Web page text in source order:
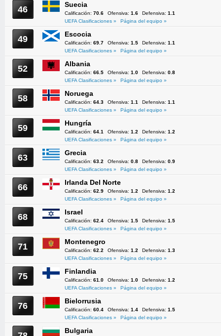
46 Suecia
Calificación: 70.6 Ofensiva: 1.6 Defensiva: 1.1
UEFA Clasificaciones »
Página del equipo »
49 Escocia
Calificación: 69.7 Ofensiva: 1.5 Defensiva: 1.1
UEFA Clasificaciones »
Página del equipo »
52 Albania
Calificación: 66.5 Ofensiva: 1.0 Defensiva: 0.8
UEFA Clasificaciones »
Página del equipo »
58 Noruega
Calificación: 64.3 Ofensiva: 1.1 Defensiva: 1.1
UEFA Clasificaciones »
Página del equipo »
59 Hungría
Calificación: 64.1 Ofensiva: 1.2 Defensiva: 1.2
UEFA Clasificaciones »
Página del equipo »
63 Grecia
Calificación: 63.2 Ofensiva: 0.8 Defensiva: 0.9
UEFA Clasificaciones »
Página del equipo »
66 Irlanda Del Norte
Calificación: 62.9 Ofensiva: 1.2 Defensiva: 1.2
UEFA Clasificaciones »
Página del equipo »
68 Israel
Calificación: 62.4 Ofensiva: 1.5 Defensiva: 1.5
UEFA Clasificaciones »
Página del equipo »
71 Montenegro
Calificación: 62.2 Ofensiva: 1.2 Defensiva: 1.3
UEFA Clasificaciones »
Página del equipo »
75 Finlandia
Calificación: 61.0 Ofensiva: 1.0 Defensiva: 1.2
UEFA Clasificaciones »
Página del equipo »
76 Bielorrusia
Calificación: 60.4 Ofensiva: 1.4 Defensiva: 1.5
UEFA Clasificaciones »
Página del equipo »
Bulgaria